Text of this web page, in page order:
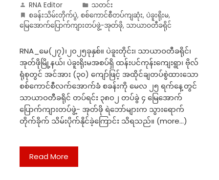
RNA Editor
သတင်း
စခန်းသိမ်းတိုက်ပွဲ, စစ်ကောင်စီတပ်ကျဆုံး, ပဲခူးရိုးမ,
မြေအောက်ပြောက်ကျားတပ်ဖွဲ့-အုတ်ဖို, သာယာဝတီခရိုင်
RNA_မေ(၂၇)၊၂၀၂၅ခုနှစ်။ ပဲခူးတိုင်း၊ သာယာဝတီခရိုင်၊
အုတ်ဖိုမြို့နယ်၊ ပဲခူးရိုးမအစပ်ရှိ ထန်းပင်ကုန်းကျေးရွာ၊ ဗိုလ်
ရုံစုတွင် အင်အား (၃၀) ကျော်ဖြင့် အထိုင်ချတပ်စွဲထားသော
စစ်ကောင်စီလက်အောက်ခံ စခန်းကို မေလ ၂၅ ရက်နေ့တွင်
သာယာဝတီခရိုင် တပ်ရင်း ၃၈၀၂ တပ်ခွဲ ၄ မြေအောက်
ပြောက်ကျားတပ်ဖွဲ့- အုတ်ဖို ရဲဘော်များက သွားရောက်
တိုက်ခိုက် သိမ်းပိုက်နိုင်ခဲ့ကြောင်း သိရသည်။ (more…)
Read More